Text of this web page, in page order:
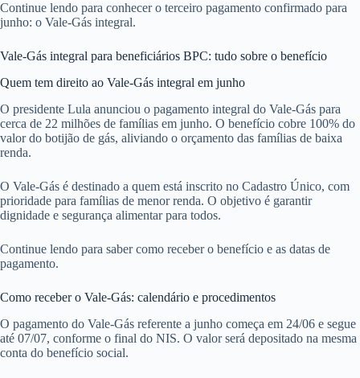
Continue lendo para conhecer o terceiro pagamento confirmado para
junho: o Vale-Gás integral.
Vale-Gás integral para beneficiários BPC: tudo sobre o benefício
Quem tem direito ao Vale-Gás integral em junho
O presidente Lula anunciou o pagamento integral do Vale-Gás para
cerca de 22 milhões de famílias em junho. O benefício cobre 100% do
valor do botijão de gás, aliviando o orçamento das famílias de baixa
renda.
O Vale-Gás é destinado a quem está inscrito no Cadastro Único, com
prioridade para famílias de menor renda. O objetivo é garantir
dignidade e segurança alimentar para todos.
Continue lendo para saber como receber o benefício e as datas de
pagamento.
Como receber o Vale-Gás: calendário e procedimentos
O pagamento do Vale-Gás referente a junho começa em 24/06 e segue
até 07/07, conforme o final do NIS. O valor será depositado na mesma
conta do benefício social.